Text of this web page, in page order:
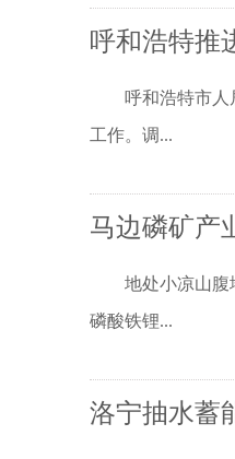
呼和浩特推
呼和浩特市人居
工作。调...
马边磷矿产
地处小凉山腹地
磷酸铁锂...
洛宁抽水蓄